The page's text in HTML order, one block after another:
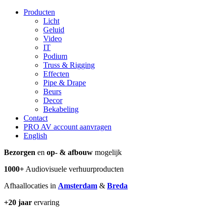
Producten
Licht
Geluid
Video
IT
Podium
Truss & Rigging
Effecten
Pipe & Drape
Beurs
Decor
Bekabeling
Contact
PRO AV account aanvragen
English
Bezorgen en op- & afbouw mogelijk
1000+ Audiovisuele verhuurproducten
Afhaallocaties in Amsterdam & Breda
+20 jaar ervaring